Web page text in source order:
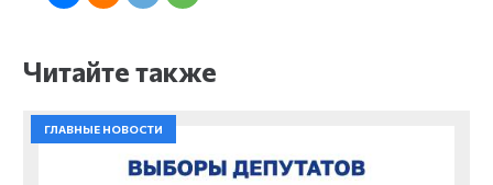
Читайте также
ГЛАВНЫЕ НОВОСТИ